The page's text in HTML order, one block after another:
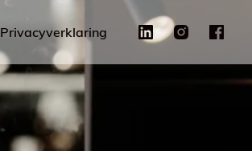
Privacyverklaring